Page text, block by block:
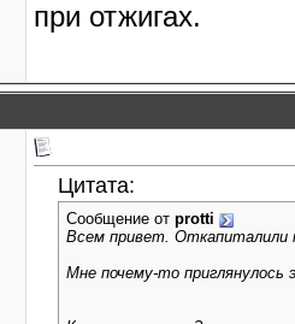
при отжигах.
Цитата:
Сообщение от protti
Всем привет.
Мне почему-то приглянулось